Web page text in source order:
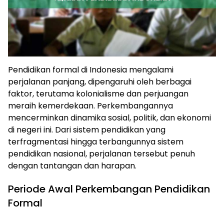
Pendidikan formal di Indonesia mengalami
perjalanan panjang, dipengaruhi oleh berbagai
faktor, terutama kolonialisme dan perjuangan
meraih kemerdekaan. Perkembangannya
mencerminkan dinamika sosial, politik, dan ekonomi
di negeri ini. Dari sistem pendidikan yang
terfragmentasi hingga terbangunnya sistem
pendidikan nasional, perjalanan tersebut penuh
dengan tantangan dan harapan.
Periode Awal Perkembangan Pendidikan
Formal